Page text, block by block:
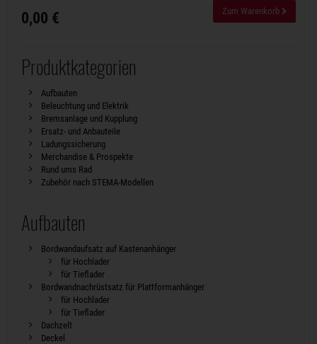
0,00 € Zum Warenkorb
Produktkategorien
Aufbauten
Beleuchtung und Elektrik
Bremsanlage und Kupplung
Ersatz- und Anbauteile
Ladungssicherung
Merchandise & Prospekte
Rund ums Rad
Zubehör nach STEMA-Modellen
Aufbauten
Bordwandaufsatz auf Kastenanhänger
für Hochlader
für Tieflader
Bordwandnachrüstsatz für Plattformanhänger
für Hochlader
für Tieflader
Dachzelt
Deckel